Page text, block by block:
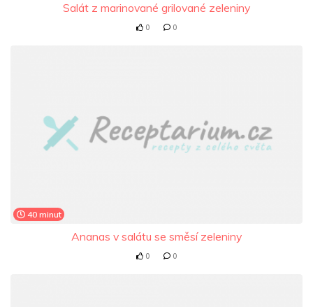
Salát z marinované grilované zeleniny
0 0
40 minut
Ananas v salátu se směsí zeleniny
0 0